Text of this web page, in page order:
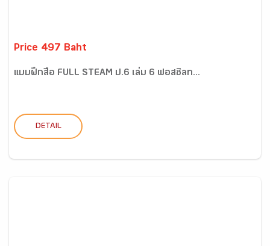
Price 497 Baht
แบบฝึกสื่อ FULL STEAM ป.6 เล่ม 6 ฟอสซิลท...
DETAIL